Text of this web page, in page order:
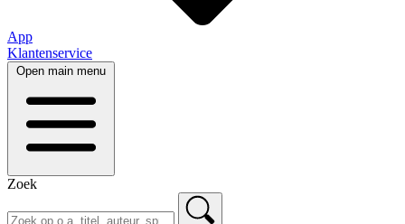
App
Klantenservice
Open main menu
Zoek